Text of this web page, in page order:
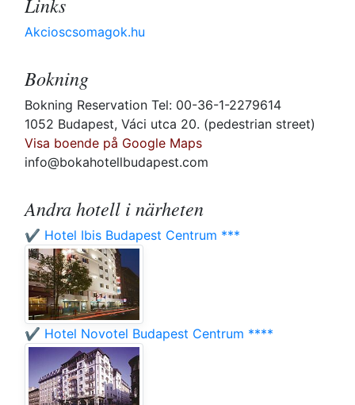
Akcioscsomagok.hu
Bokning
Bokning Reservation Tel: 00-36-1-2279614
1052 Budapest, Váci utca 20. (pedestrian street)
Visa boende på Google Maps
info@bokahotellbudapest.com
Andra hotell i närheten
✔️ Hotel Ibis Budapest Centrum ***
✔️ Hotel Novotel Budapest Centrum ****